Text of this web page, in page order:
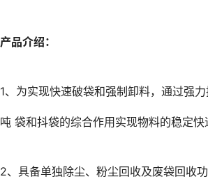
产品介绍：
1、为实现快速破袋和强制卸料，通过强
吨 袋和抖袋的综合作用实现物料的稳定快
2、具备单独除尘、粉尘回收及废袋回收